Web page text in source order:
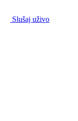
Slušaj uživo